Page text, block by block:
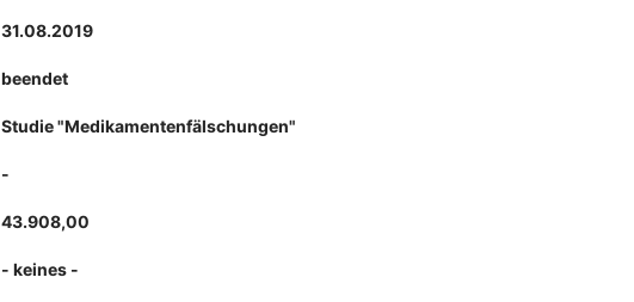
31.08.2019
beendet
Studie "Medikamentenfälschungen"
-
43.908,00
- keines -